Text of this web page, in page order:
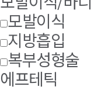
모발이식
지방흡입
복부성형술
에프테틱